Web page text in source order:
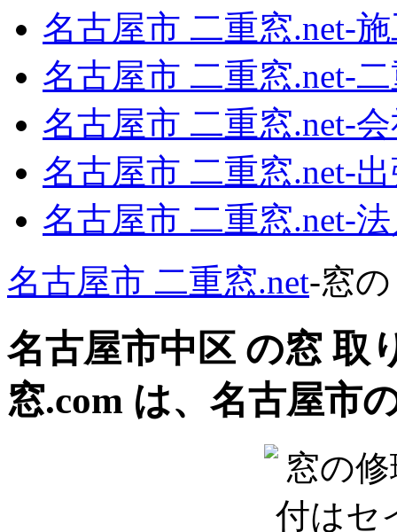
名古屋市 二重窓.net‐
名古屋市 二重窓.net‐
名古屋市 二重窓.net‐
名古屋市 二重窓.net‐
名古屋市 二重窓.net‐
名古屋市 二重窓.net‐窓
名古屋市中区 の窓
窓.com は、名古屋市